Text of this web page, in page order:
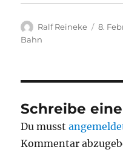
Autor
Ralf Reineke 8.
Bahn
Schreibe
Du musst
Kommentar